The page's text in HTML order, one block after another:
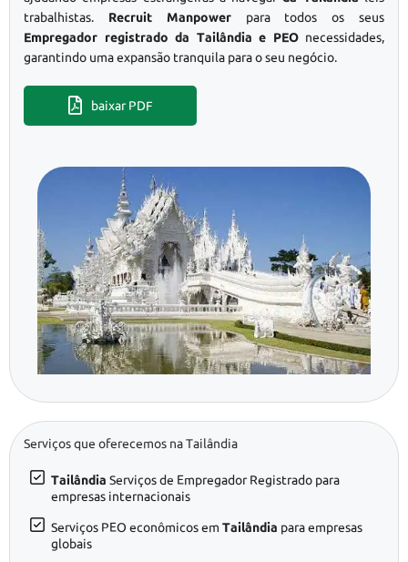
trabalhistas. Recruit Manpowerpara todos os seus
Empregador registrado da Tailândia e PEOnecessidades,
garantindo uma expansão tranquila para o seu negócio.
baixar PDF
Serviços que oferecemos na Tailândia
Tailândia Serviços de Empregador Registrado para
empresas internacionais
Serviços PEO econômicos em Tailândia para empresas
globais